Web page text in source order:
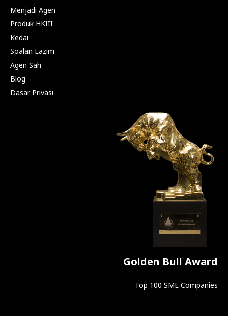
Menjadi Agen
Produk HKIII
Kedai
Soalan Lazim
Agen Sah
Blog
Dasar Privasi
Golden Bull Award
Top 100 SME Companies